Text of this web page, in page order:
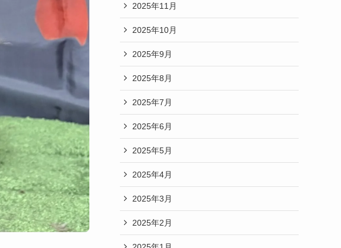
2025年11月
2025年10月
2025年9月
2025年8月
2025年7月
2025年6月
2025年5月
2025年4月
2025年3月
2025年2月